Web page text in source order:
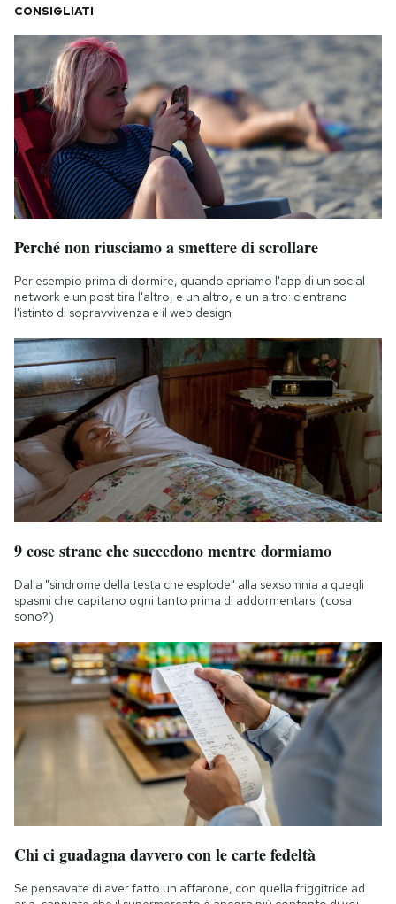
CONSIGLIATI
Perché non riusciamo a smettere di scrollare
Per esempio prima di dormire, quando apriamo l'app di un social
network e un post tira l'altro, e un altro, e un altro: c'entrano
l'istinto di sopravvivenza e il web design
9 cose strane che succedono mentre dormiamo
Dalla "sindrome della testa che esplode" alla sexsomnia a quegli
spasmi che capitano ogni tanto prima di addormentarsi (cosa
sono?)
Chi ci guadagna davvero con le carte fedeltà
Se pensavate di aver fatto un affarone, con quella friggitrice ad